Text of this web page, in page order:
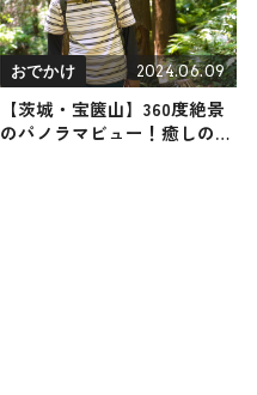
おでかけ 2024.06.09
【茨城・宝篋山】360度絶景
のパノラマビュー！癒しの滝